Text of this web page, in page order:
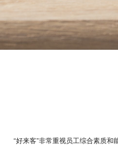
“好来客”非常重视员工综合素质和